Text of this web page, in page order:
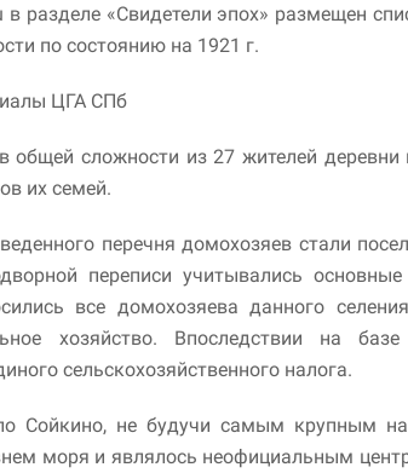
в разделе «Свидетели эпох» размещен
по состоянию на 1921 г.
ЦГА СПб
общей сложности из 27 жителей
их семей.
перечня домохозяев стали
переписи учитывались
все домохозяева данного
хозяйство. Впоследствии на
сельскохозяйственного налога.
Сойкино, не будучи самым крупным
моря и являлось неофициальным
максимально
эффективной работы
нашего сайта во
файлов cookie
сайта.
Маркетинг
Делясь своими
интересами и
посещения нашего
сайта, вы повышаете